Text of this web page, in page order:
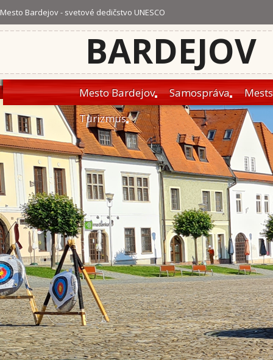
Mesto Bardejov - svetové dedičstvo UNESCO
BARDEJOV
Mesto Bardejov Samospráva
Turizmus